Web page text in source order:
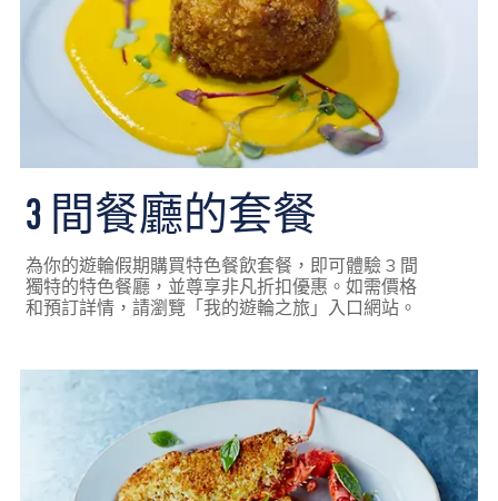
3 間餐廳的套餐
為你的遊輪假期購買特色餐飲套餐，即可體驗 3 間
獨特的特色餐廳，並尊享非凡折扣優惠。如需價格
和預訂詳情，請瀏覽「我的遊輪之旅」入口網站。